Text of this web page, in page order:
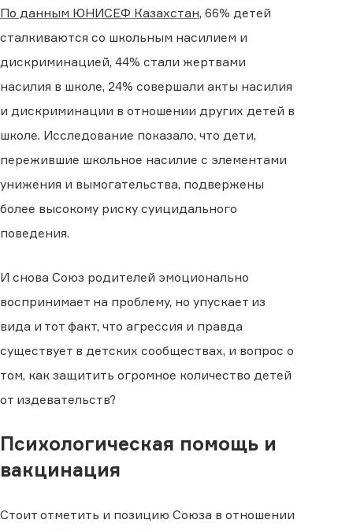
По данным ЮНИСЕФ Казахстан, 66% детей
сталкиваются со школьным насилием и
дискриминацией, 44% стали жертвами
насилия в школе, 24% совершали акты насилия
и дискриминации в отношении других детей в
школе. Исследование показало, что дети,
пережившие школьное насилие с элементами
унижения и вымогательства, подвержены
более высокому риску суицидального
поведения.
И снова Союз родителей эмоционально
воспринимает на проблему, но упускает из
вида и тот факт, что агрессия и правда
существует в детских сообществах, и вопрос о
том, как защитить огромное количество детей
от издевательств?
Психологическая помощь и
вакцинация
Стоит отметить и позицию Союза в отношении